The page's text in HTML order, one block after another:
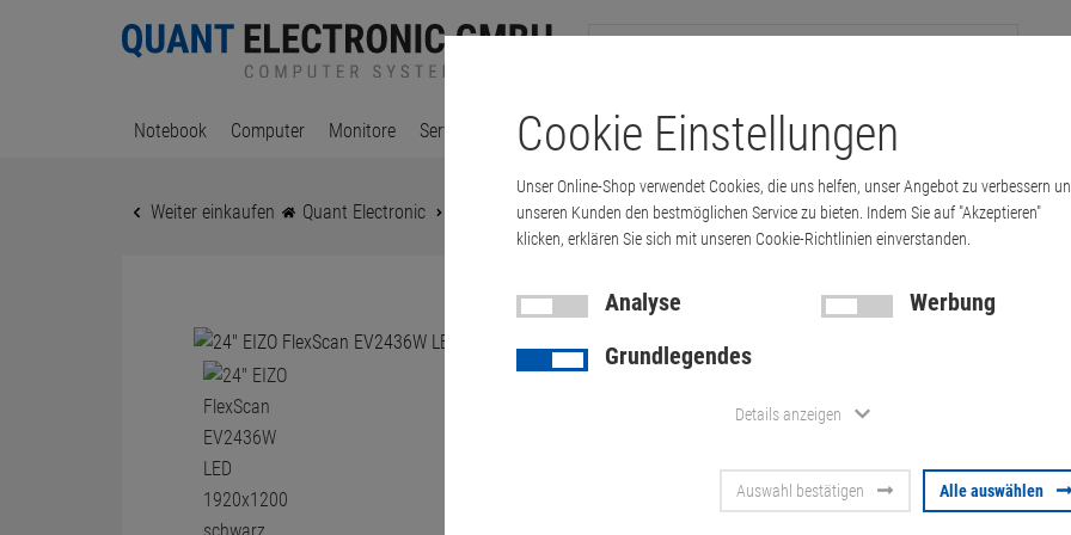
Notebook Computer Monitore Server & Workstation Drucker & Kopierer Kabel Multimedia & HDTV
Weiter einkaufen Quant Electronic 24" EIZO FlexScan EV2436W LED 1920x1200 schwarz (…
24" EIZO
LED
Pixel rechts)
Artikel-Nummer:10070647
Cookie Einstellungen
Unser Online-Shop verwendet Cookies, die uns helfen, unser Angebot zu verbessern
unseren Kunden den bestmöglichen Service zu bieten. Indem Sie auf "Akzeptieren"
klicken, erklären Sie sich mit unseren Cookie-Richtlinien einverstanden.
Analyse
Werbung
Grundlegendes
Details anzeigen
Auswahl bestätigen Alle auswählen